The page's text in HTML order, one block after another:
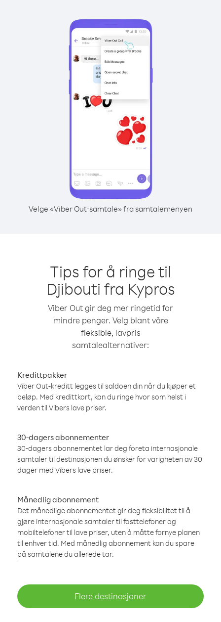
Velge «Viber Out-samtale» fra samtalemenyen
Tips for å ringe til
Djibouti fra Kypros
Viber Out gir deg mer ringetid for
mindre penger. Velg blant våre
fleksible, lavpris
samtalealternativer:
Kredittpakker
Viber Out-kreditt legges til saldoen din når du kjøper et
beløp. Med kredittkort, kan du ringe hvor som helst i
verden til Vibers lave priser.
30-dagers abonnementer
30-dagers abonnementet lar deg foreta internasjonale
samtaler til destinasjonen du ønsker for varigheten av 30
dager med Vibers lave priser.
Månedlig abonnement
Det månedlige abonnementet gir deg fleksibilitet til å
gjøre internasjonale samtaler til fasttelefoner og
mobiltelefoner til lave priser, uten å måtte fornye planen
til enhver tid. Med månedlig abonnement kan du spare
på samtalene du allerede tar.
Flere destinasjoner